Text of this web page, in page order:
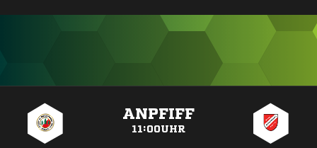
ANPFIFF
11:00UHR